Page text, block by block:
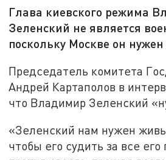
Глава киевского режима
Зеленский не является
поскольку Москве он
Председатель комитета
Андрей Картаполов в
что Владимир Зеленский
«Зеленский нам нужен
чтобы его судить за все его